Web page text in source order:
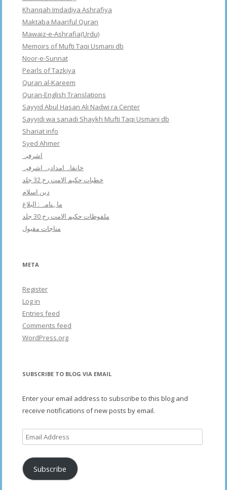
Khanqah Imdadiya Ashrafiya
Maktaba Maariful Quran
Mawaiz-e-Ashrafia(Urdu)
Memoirs of Mufti Taqi Usmani db
Noor-e-Sunnat
Pearls of Tazkiya
Quran al-Kareem
Quran-English Translations
Sayyid Abul Hasan Ali Nadwi ra Center
Sayyidi wa sanadi Shaykh Mufti Taqi Usmani db
Shariat info
Syed Ahmer
اشرفبہ
خانقاہ امدادیہ اشرفیہ
خطبات حکیم الامت رح 32 جلد
دین اسلام
ماہنامہ : البلاغ
ملفوظات حکیم الامت رح 30 جلد
مناجات مقبول
META
Register
Log in
Entries feed
Comments feed
WordPress.org
SUBSCRIBE TO BLOG VIA EMAIL
Enter your email address to subscribe to this blog and
receive notifications of new posts by email.
Email
Address
Subscribe